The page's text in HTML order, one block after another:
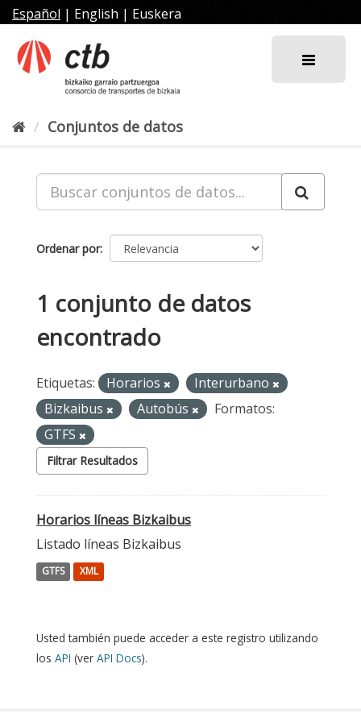
al
contenido
Español | English | Euskera
Conjuntos de datos
Ordenar por
1 conjunto de datos
encontrado
Etiquetas: Horarios
Interurbano
Bizkaibus
Autobús
Formatos:
GTFS
Filtrar Resultados
Horarios líneas Bizkaibus
Listado líneas Bizkaibus
GTFS XML
Usted también puede acceder a este registro utilizando
los API (ver API Docs).